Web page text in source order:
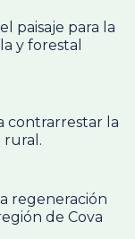
paisaje para la
y forestal
contrarrestar la
rural.
regeneración
de Cova